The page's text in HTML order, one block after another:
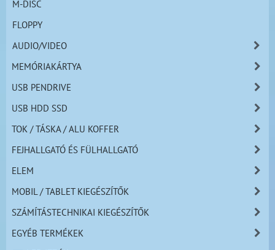
M-DISC
FLOPPY
AUDIO/VIDEO
MEMÓRIAKÁRTYA
USB PENDRIVE
USB HDD SSD
TOK / TÁSKA / ALU KOFFER
FEJHALLGATÓ ÉS FÜLHALLGATÓ
ELEM
MOBIL / TABLET KIEGÉSZÍTŐK
SZÁMÍTÁSTECHNIKAI KIEGÉSZÍTŐK
EGYÉB TERMÉKEK